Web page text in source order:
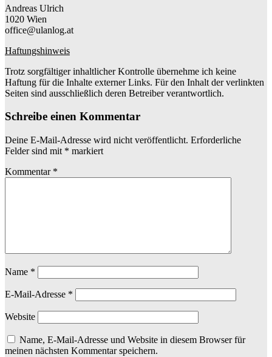
Andreas Ulrich
1020 Wien
office@ulanlog.at
Haftungshinweis
Trotz sorgfältiger inhaltlicher Kontrolle übernehme ich keine
Haftung für die Inhalte externer Links. Für den Inhalt der verlinkten
Seiten sind ausschließlich deren Betreiber verantwortlich.
Schreibe einen Kommentar
Deine E-Mail-Adresse wird nicht veröffentlicht. Erforderliche
Felder sind mit * markiert
Kommentar *
Name *
E-Mail-Adresse *
Website
Name, E-Mail-Adresse und Website in diesem Browser für
meinen nächsten Kommentar speichern.